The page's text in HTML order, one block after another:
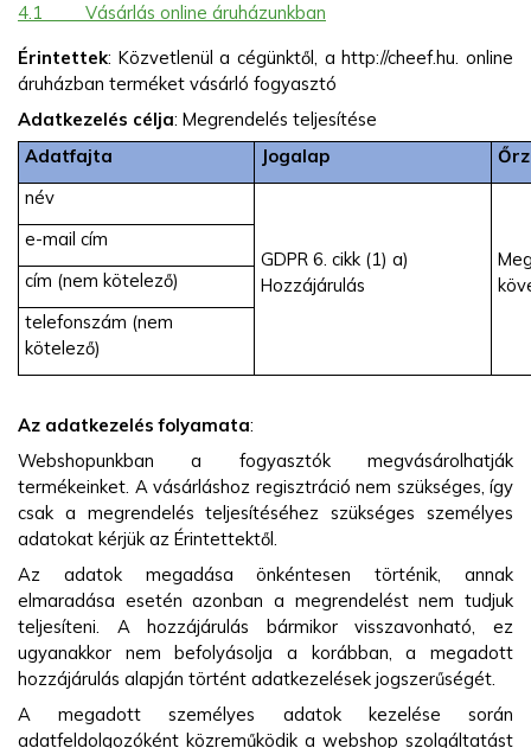
4.1 Vásárlás online áruházunkban
Érintettek: Közvetlenül a cégünktől, a http://cheef.hu. online
áruházban terméket vásárló fogyasztó
Adatkezelés célja: Megrendelés teljesítése
Adatfajta
Jogalap
név
GDPR 6. cikk (1) a)
Hozzájárulás
e-mail cím
cím (nem kötelező)
telefonszám (nem
kötelező)
Az adatkezelés folyamata:
Webshopunkban a fogyasztók megvásárolhatják
termékeinket. A vásárláshoz regisztráció nem szükséges, így
csak a megrendelés teljesítéséhez szükséges személyes
adatokat kérjük az Érintettektől.
Az adatok megadása önkéntesen történik, annak
elmaradása esetén azonban a megrendelést nem tudjuk
teljesíteni. A hozzájárulás bármikor visszavonható, ez
ugyanakkor nem befolyásolja a korábban, a megadott
hozzájárulás alapján történt adatkezelések jogszerűségét.
A megadott személyes adatok kezelése során
adatfeldolgozóként közreműködik a webshop szolgáltatást